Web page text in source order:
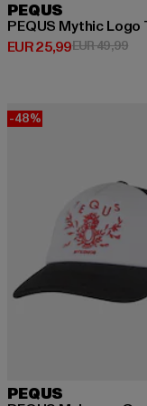
PEQUS
EUR 25,99
Derzeitiger Preis: EUR
EUR 49,99
-48%
PEQUS